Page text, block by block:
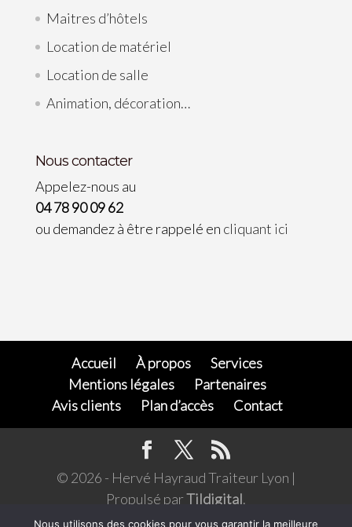
Maitres d’hôtels
Location de matériel
Location de salle
Animation, décoration…
Nous contacter
Appelez-nous au
04 78 90 09 62
ou demandez à être rappelé en cliquant ici
Accueil À propos
Services
Mentions légales
Partenaires
Avis clients
Plan d’accès Contact
© 2026 - Hervé Hayraud Traiteur Lyon |
Propulsé parTildigital.
L’abus d'alcool est dangereux pour la santé,
Nous utilisons des cookies pour vous garantir la meilleure